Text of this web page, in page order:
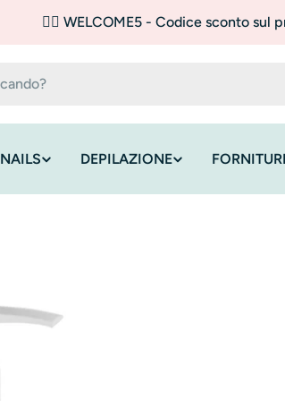
✌🏼 WELCOME5 - Codice sconto sul
NAILS DEPILAZIONE